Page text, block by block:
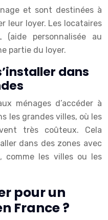
et sont destinées à
leur loyer. Les locataires
(aide personnalisée au
partie du loyer.
dans
ménages d’accéder à
les grandes villes, où les
très coûteux. Cela
dans des zones avec
comme les villes ou les
pour un
France ?